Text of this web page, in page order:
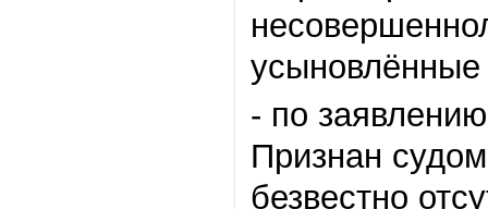
- по
Признан
безвестно